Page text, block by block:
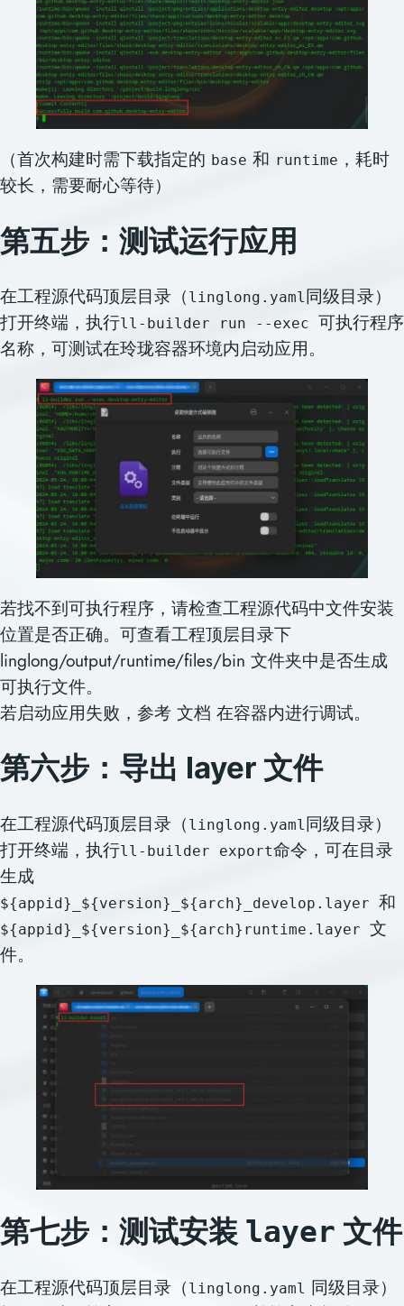
（首次构建时需下载指定的 base 和 runtime ，耗时
较长，需要耐心等待）
第五步： 测试运行应用
在工程源代码顶层目录（ linglong.yaml同级目录）
打开终端，执行ll-builder run --exec
可执行程序
名称，可测试在玲珑容器环境内启动应用。
若找不到可执行程序，请检查工程源代码中文件安装
位置是否正确。可查看工程顶层目录下
linglong/output/runtime/files/bin 文件夹中是否生成
可执行文件。
若启动应用失败，参考 文档 在容器内进行调试。
第六步： 导出 layer 文件
在工程源代码顶层目录（ linglong.yaml同级目录）
打开终端，执行ll-builder export命令，可在目录
生成
${appid}_${version}_${arch}_develop.layer 和
${appid}_${version}_${arch}runtime.layer 文
件。
第七步：测试安装 layer 文件
在工程源代码顶层目录（ linglong.yaml 同级目录）